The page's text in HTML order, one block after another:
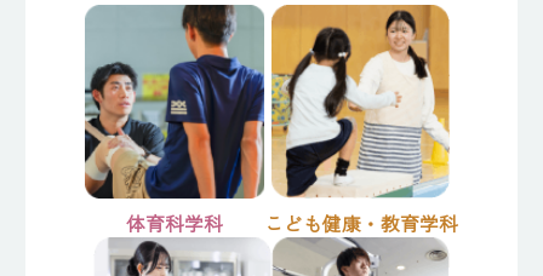
こども健康・教育学科
体育科学科